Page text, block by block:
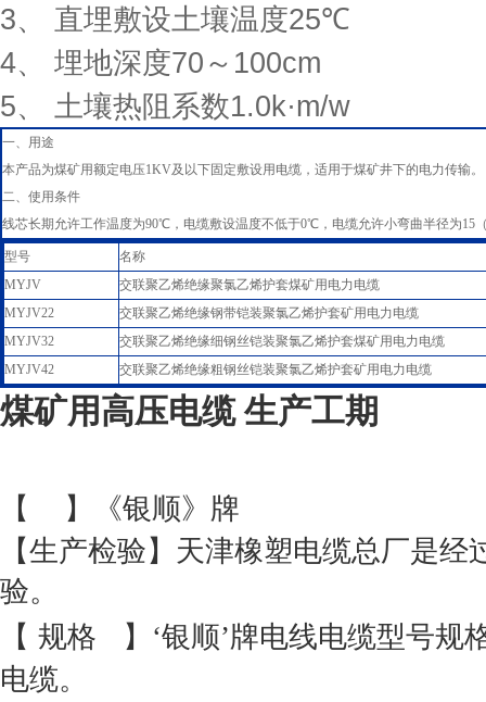
3、 直埋敷设土壤温度25℃
4、 埋地深度70 ～ 100cm
5、 土壤热阻系数1.0k·m/w
一、用途
本产品为煤矿用额定电压1KV及以下固定敷设用电缆，适用于煤矿井下的电力传输。
二、使用条件
线芯长期允许工作温度为90℃，电缆敷设温度不低于0℃，电缆允许小弯曲半径为15
型号
名称
MYJV
交联聚乙烯绝缘聚氯乙烯护套煤矿用电力电缆
MYJV22
交联聚乙烯绝缘钢带铠装聚氯乙烯护套矿用电力电缆
MYJV32
交联聚乙烯绝缘细钢丝铠装聚氯乙烯护套煤矿用电力电缆
MYJV42
交联聚乙烯绝缘粗钢丝铠装聚氯乙烯护套矿用电力电缆
煤矿用高压电缆 生产工期
【
】《银顺》牌
【生产检验】天津橡塑电缆总厂是
验。
【 规格
】‘银顺’牌电线电缆型号
电缆。